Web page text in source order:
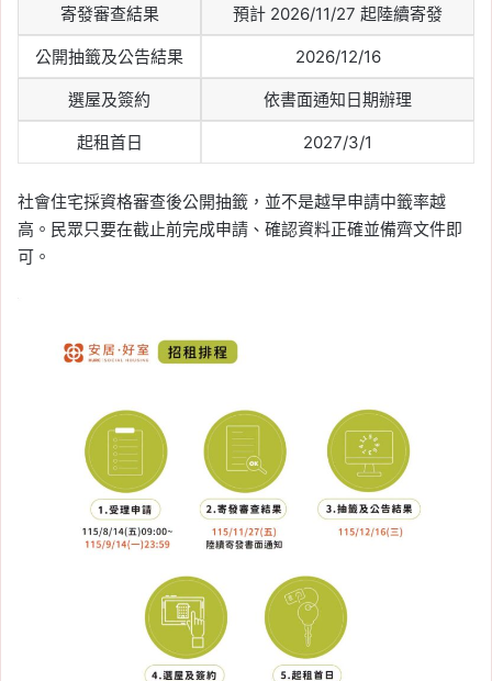
信義房屋不動產評論, 房價, 房市, 買房
2026-05-31
預售解約率近 4 年低於
2.5%，信義房屋示警：買
錯比解約更傷
信義全球資產公司, 信義嘉學, 信義房屋
信義房屋不動產評論, 房價, 房市 , 房市
分析
買房
新低，中南部熱區首當其
衝！跌幅逾 6 成
信義全球資產公司, 信義嘉學,
信義房屋不動產評論
, 房價 房市
分析, 買房
寄發審查結果 預計 2026/11/27 起陸續寄發
公開抽籤及公告結果 2026/12/16
選屋及簽約 依書面通知日期辦理
起租首日 2027/3/1
社會住宅採資格審查後公開抽籤，並不是越早申請中籤率越
高。民眾只要在截止前完成申請、確認資料正確並備齊文件即
可。